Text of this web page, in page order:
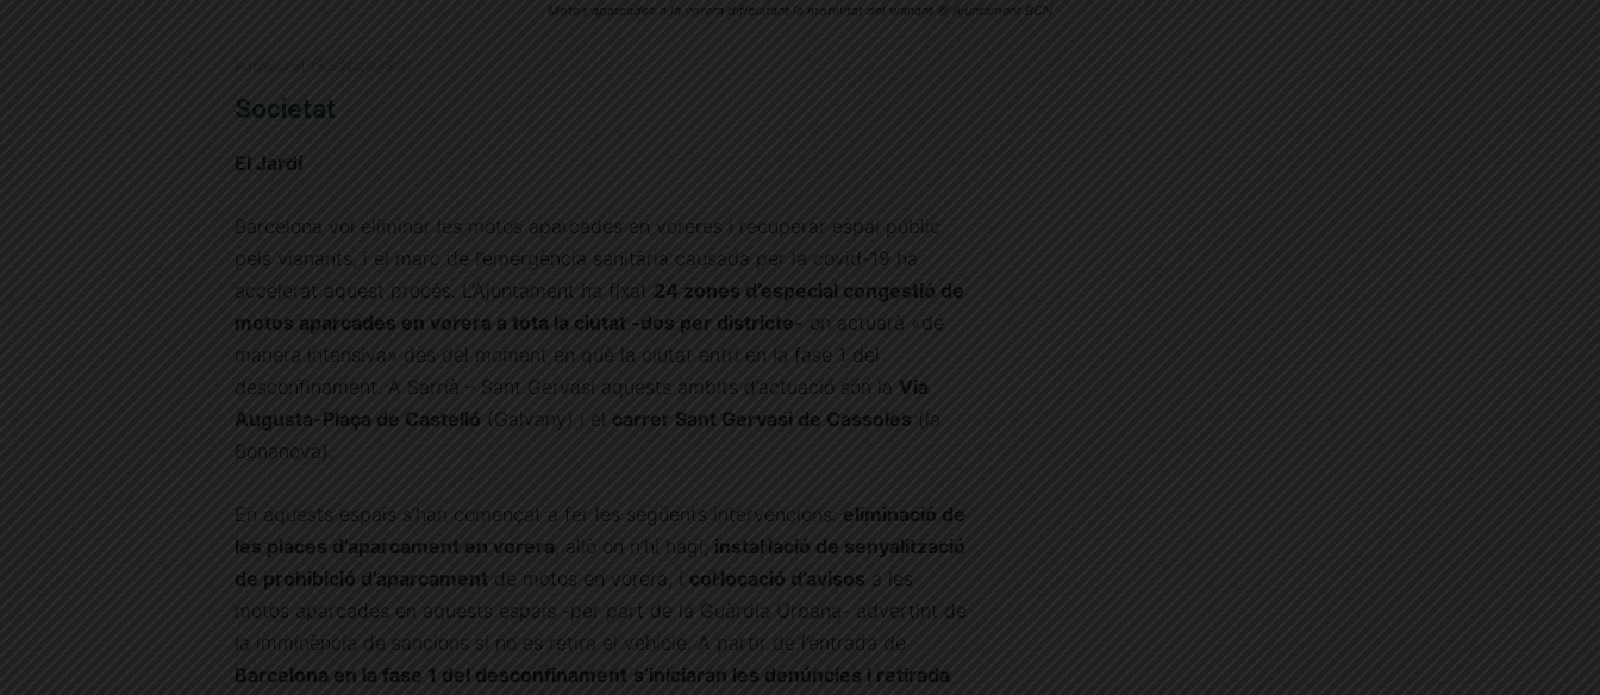
Motos aparcades a la vorera dificultant la mobilitat del vianant © Ajuntament BCN
Societat
El Jardí
Barcelona vol eliminar les motos aparcades en voreres i recuperar espai públic
pels vianants, i el marc de l’emergència sanitària causada per la covid-19 ha
accelerat aquest procés. L’Ajuntament ha fixat 24 zones d’especial congestió de
motos aparcades en vorera a tota la ciutat -dos per districte- on actuarà «de
manera intensiva» des del moment en què la ciutat entri en la fase 1 del
desconfinament. A Sarrià – Sant Gervasi aquests àmbits d’actuació són la Via
Augusta-Plaça de Castelló (Galvany) i el carrer Sant Gervasi de Cassoles (la
Bonanova).
En aquests espais s’han començat a fer les següents intervencions: eliminació de
les places d’aparcament en vorera , allò on n’hi hagi; instal·lació de senyalització
de prohibició d’aparcament de motos en vorera, i col·locació d’avisos a les
motos aparcades en aquests espais -per part de la Guàrdia Urbana- advertint de
la imminència de sancions si no es retira el vehicle. A partir de l’entrada de
Barcelona en la fase 1 del desconfinament s’iniciaran les denúncies i retirada